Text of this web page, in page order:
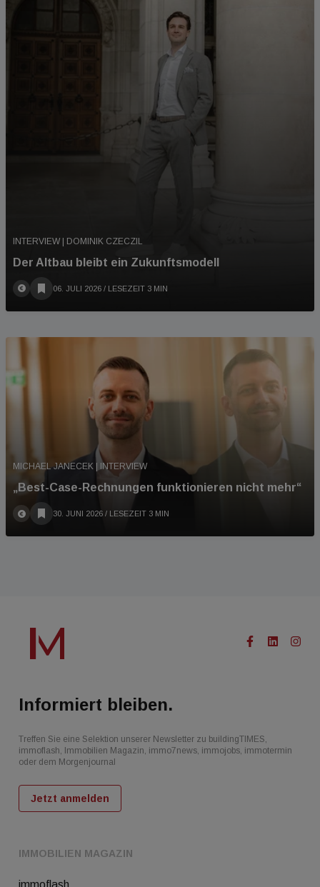
INTERVIEW | DOMINIK CZECZIL
Der Altbau bleibt ein Zukunftsmodell
06. JULI 2026 / LESEZEIT 3 MIN
MICHAEL JANECEK | INTERVIEW
„Best-Case-Rechnungen funktionieren nicht mehr“
30. JUNI 2026 / LESEZEIT 3 MIN
IMMOBILIEN MAGAZIN
Informiert bleiben.
Treffen Sie eine Selektion unserer Newsletter zu buildingTIMES,
immoflash, Immobilien Magazin, immo7news, immojobs, immotermin
oder dem Morgenjournal
Jetzt anmelden